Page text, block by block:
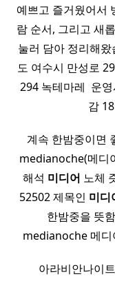
예쁘고 즐거웠어서
람 순서, 그리고 새
눌러 담아 정리해
도 여수시 만성로
294 녹테마레 ​ 운
감
계속 한밤중이면
medianoche(메디
해석 미디어 노체
52502 제목인 미디
한밤중을 뜻
medianoche 메
아라비안나이